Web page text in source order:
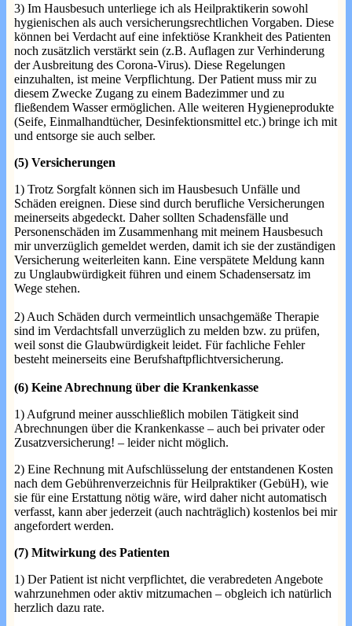
3) Im Hausbesuch unterliege ich als Heilpraktikerin sowohl
hygienischen als auch versicherungsrechtlichen Vorgaben. Diese
können bei Verdacht auf eine infektiöse Krankheit des Patienten
noch zusätzlich verstärkt sein (z.B. Auflagen zur Verhinderung
der Ausbreitung des Corona-Virus). Diese Regelungen
einzuhalten, ist meine Verpflichtung. Der Patient muss mir zu
diesem Zwecke Zugang zu einem Badezimmer und zu
fließendem Wasser ermöglichen. Alle weiteren Hygieneprodukte
(Seife, Einmalhandtücher, Desinfektionsmittel etc.) bringe ich mit
und entsorge sie auch selber.
(5) Versicherungen
1) Trotz Sorgfalt können sich im Hausbesuch Unfälle und
Schäden ereignen. Diese sind durch berufliche Versicherungen
meinerseits abgedeckt. Daher sollten Schadensfälle und
Personenschäden im Zusammenhang mit meinem Hausbesuch
mir unverzüglich gemeldet werden, damit ich sie der zuständigen
Versicherung weiterleiten kann. Eine verspätete Meldung kann
zu Unglaubwürdigkeit führen und einem Schadensersatz im
Wege stehen.
2) Auch Schäden durch vermeintlich unsachgemäße Therapie
sind im Verdachtsfall unverzüglich zu melden bzw. zu prüfen,
weil sonst die Glaubwürdigkeit leidet. Für fachliche Fehler
besteht meinerseits eine Berufshaftpflichtversicherung.
(6) Keine Abrechnung über die Krankenkasse
1) Aufgrund meiner ausschließlich mobilen Tätigkeit sind
Abrechnungen über die Krankenkasse – auch bei privater oder
Zusatzversicherung! – leider nicht möglich.
2) Eine Rechnung mit Aufschlüsselung der entstandenen Kosten
nach dem Gebührenverzeichnis für Heilpraktiker (GebüH), wie
sie für eine Erstattung nötig wäre, wird daher nicht automatisch
verfasst, kann aber jederzeit (auch nachträglich) kostenlos bei mir
angefordert werden.
(7) Mitwirkung des Patienten
1) Der Patient ist nicht verpflichtet, die verabredeten Angebote
wahrzunehmen oder aktiv mitzumachen – obgleich ich natürlich
herzlich dazu rate.